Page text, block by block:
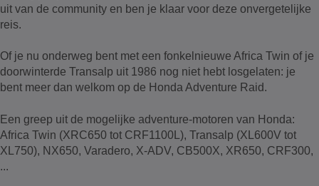
uit van de community en ben je klaar voor deze onvergetelijke
reis.
​Of je nu onderweg bent met een fonkelnieuwe Africa Twin of je
doorwinterde Transalp uit 1986 nog niet hebt losgelaten: je
bent meer dan welkom op de Honda Adventure Raid.​
​Een greep uit de mogelijke adventure-motoren van Honda:
Africa Twin (XRC650 tot CRF1100L), Transalp (XL600V tot
XL750), NX650, Varadero, X-ADV, CB500X, XR650, CRF300,
...